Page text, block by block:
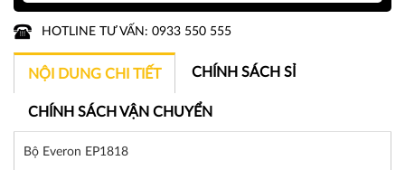
HOTLINE TƯ VẤN: 0933 550 555
NỘI DUNG CHI TIẾT CHÍNH SÁCH SỈ
CHÍNH SÁCH VẬN CHUYỂN
Bộ Everon EP1818